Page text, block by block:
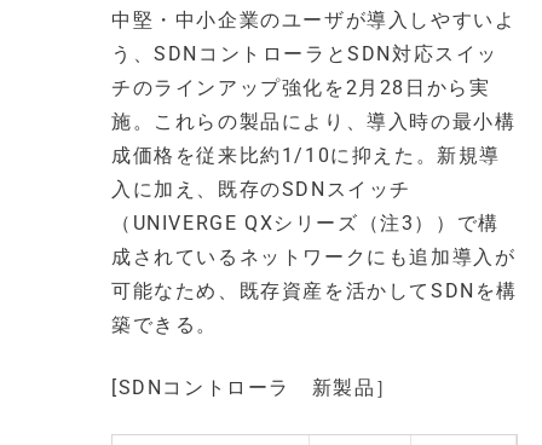
中堅・中小企業のユーザが導入しやすいよ
う、SDNコントローラとSDN対応スイッ
チのラインアップ強化を2月28日から実
施。これらの製品により、導入時の最小構
成価格を従来比約1/10に抑えた。新規導
入に加え、既存のSDNスイッチ
（UNIVERGE QXシリーズ（注3））で構
成されているネットワークにも追加導入が
可能なため、既存資産を活かしてSDNを構
築できる。
[SDNコントローラ 新製品］